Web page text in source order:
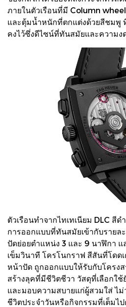
ภายในตัวเรือนที่มี Column
และตุ้มน้ำหนักที่ตกแต่งด้วยสีชมพู
คงไว้ซึ่งดีไซน์ที่ทันสมัยและความง
ตัวเรือนทำจากไทเทเนียม DLC สี
การออกแบบที่ทันสมัยเข้ากับรายล
ปัดย่อยตำแหน่ง 3 และ 9 นาฬิกา แ
เข็มวินาที โครโนกราฟ สีสันที่โดด
หน้าปัด ถูกออกแบบให้รับกับโครง
สร้างลุคที่มีชีวิตชีวา วัสดุที่เลือกใ
และมอบความสบายแก่ผู้สวมใส่ ไม่
ชีวิตประจำวันหรือกิจกรรมที่เต็มไ